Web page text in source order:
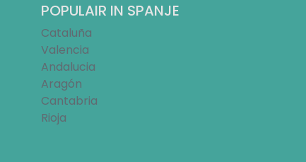
POPULAIR IN SPANJE
Cataluña
Valencia
Andalucia
Aragón
Cantabria
Rioja